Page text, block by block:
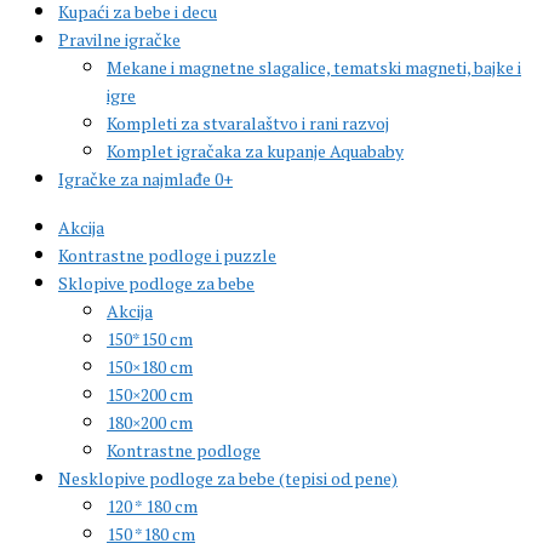
Kupaći za bebe i decu
Pravilne igračke
Mekane i magnetne slagalice, tematski magneti, bajke i
igre
Kompleti za stvaralaštvo i rani razvoj
Komplet igračaka za kupanje Aquababy
Igračke za najmlađe 0+
Akcija
Kontrastne podloge i puzzle
Sklopive podloge za bebe
Akcija
150*150 cm
150×180 cm
150×200 cm
180×200 cm
Kontrastne podloge
Nesklopive podloge za bebe (tepisi od pene)
120 * 180 cm
150 *180 cm